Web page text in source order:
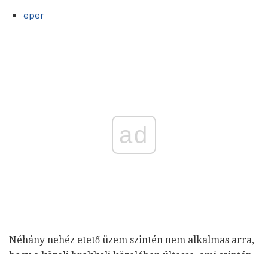
eper
ad
Néhány nehéz etető üzem szintén nem alkalmas arra,